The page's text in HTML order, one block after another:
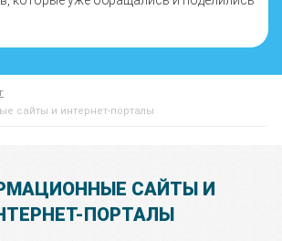
сайты и интернет-порталы
САЙТЫ И
ПОРТАЛЫ